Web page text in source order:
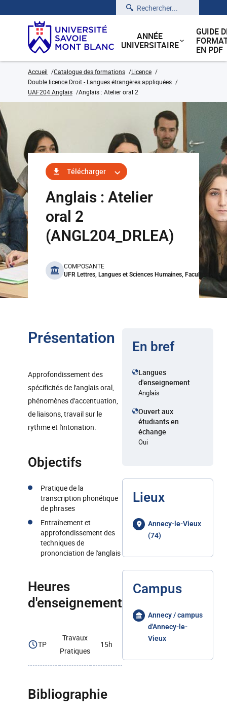
Rechercher
ANNÉE
UNIVERSITAIRE
GUIDE
EN PDF
Accueil Catalogue des formations
Licence
Double licence Droit - Langues étrangères appliquées
UAF204 Anglais
Anglais : Atelier oral 2
Télécharger
Anglais : Atelier
oral 2
(ANGL204_DRLEA)
benefits
COMPOSANTE
UFR Lettres, Langues et Sciences Humaines, Faculté de Droit
Présentation
Approfondissement des
spécificités de l'anglais oral,
phénomènes d'accentuation,
de liaisons, travail sur le
rythme et l'intonation.
Objectifs
Pratique de la
transcription phonétique
de phrases
Entraînement et
approfondissement des
techniques de
prononciation de l'anglais
Heures
d'enseignement
TP
Travaux
Pratiques
15h
Bibliographie
En bref
Langues
d'enseignement
Anglais
Ouvert aux
étudiants en
échange
Oui
Lieux
Annecy-le-Vieux
(74)
Campus
Annecy / campus
d'Annecy-le-
Vieux